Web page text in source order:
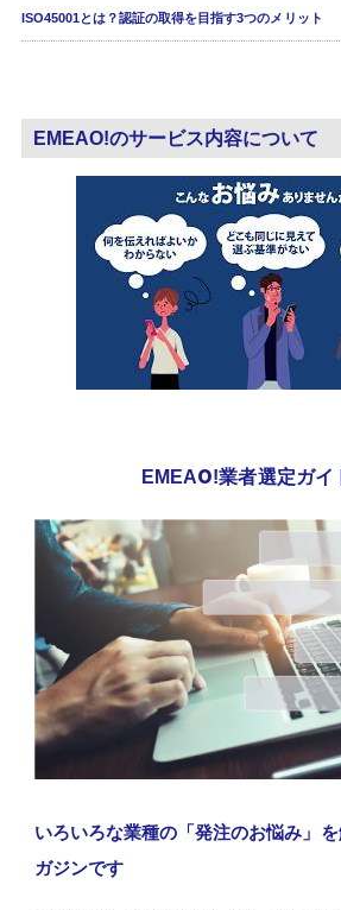
ISO45001とは？認証の取得を目指す3つのメリット
EMEAO!のサービス内容について
EMEAO!業者選定ガイ
いろいろな業種の「発注のお悩み」
ガジンです